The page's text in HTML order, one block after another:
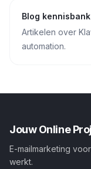
Blog kennisbank
Artikelen over
automation.
Jouw Online
E-mailmarketing
werkt.